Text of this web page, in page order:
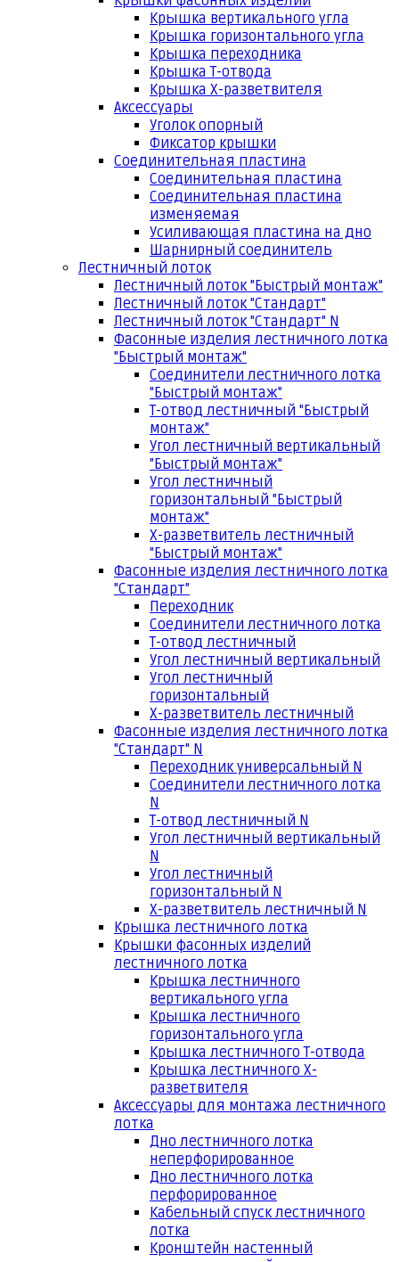
Крышка вертикального угла
Крышка горизонтального угла
Крышка переходника
Крышка Т-отвода
Крышка Х-разветвителя
Аксессуары
Уголок опорный
Фиксатор крышки
Соединительная пластина
Соединительная пластина
Соединительная пластина
изменяемая
Усиливающая пластина на дно
Шарнирный соединитель
Лестничный лоток
Лестничный лоток "Быстрый монтаж"
Лестничный лоток "Стандарт"
Лестничный лоток "Стандарт" N
Фасонные изделия лестничного лотка
"Быстрый монтаж"
Соединители лестничного лотка
"Быстрый монтаж"
Т-отвод лестничный "Быстрый
монтаж"
Угол лестничный вертикальный
"Быстрый монтаж"
Угол лестничный
горизонтальный "Быстрый
монтаж"
Х-разветвитель лестничный
"Быстрый монтаж"
Фасонные изделия лестничного лотка
"Стандарт"
Переходник
Соединители лестничного лотка
Т-отвод лестничный
Угол лестничный вертикальный
Угол лестничный
горизонтальный
Х-разветвитель лестничный
Фасонные изделия лестничного лотка
"Стандарт" N
Переходник универсальный N
Соединители лестничного лотка
N
Т-отвод лестничный N
Угол лестничный вертикальный
N
Угол лестничный
горизонтальный N
Х-разветвитель лестничный N
Крышка лестничного лотка
Крышки фасонных изделий
лестничного лотка
Крышка лестничного
вертикального угла
Крышка лестничного
горизонтального угла
Крышка лестничного Т-отвода
Крышка лестничного Х-
разветвителя
Аксессуары для монтажа лестничного
лотка
Дно лестничного лотка
неперфорированное
Дно лестничного лотка
перфорированное
Кабельный спуск лестничного
лотка
Кронштейн настенный